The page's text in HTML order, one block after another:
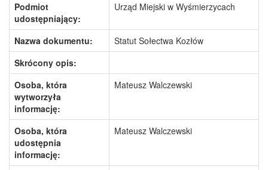
Podmiot
udostępniający:
Urząd Miejski w Wyśmierzycach
Nazwa dokumentu:
Statut Sołectwa Kozłów
Skrócony opis:
Osoba, która
wytworzyła
informację:
Mateusz Walczewski
Osoba, która
udostępnia
informację:
Mateusz Walczewski